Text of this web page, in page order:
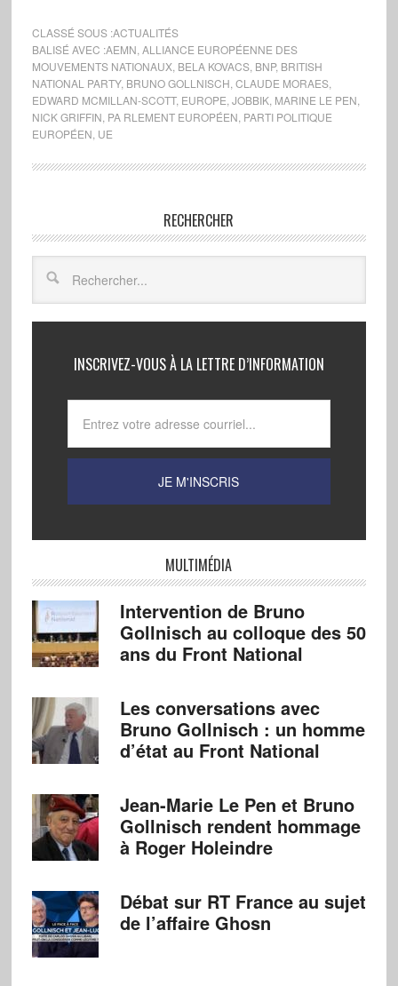
CLASSÉ SOUS :ACTUALITÉS
BALISÉ AVEC :AEMN ALLIANCE EUROPÉENNE DES
MOUVEMENTS NATIONAUX, BELA KOVACS, BNP, BRITISH
NATIONAL PARTY, BRUNO GOLLNISCH CLAUDE MORAES,
EDWARD MCMILLAN-SCOTT, EUROPE JOBBIK, MARINE LE PEN
NICK GRIFFIN PA RLEMENT EUROPÉEN PARTI POLITIQUE
EUROPÉEN UE
RECHERCHER
INSCRIVEZ-VOUS À LA LETTRE D’INFORMATION
MULTIMÉDIA
Intervention de Bruno
Gollnisch au colloque des 50
ans du Front National
Les conversations avec
Bruno Gollnisch : un homme
d’état au Front National
Jean-Marie Le Pen et Bruno
Gollnisch rendent hommage
à Roger Holeindre
Débat sur RT France au sujet
de l’affaire Ghosn